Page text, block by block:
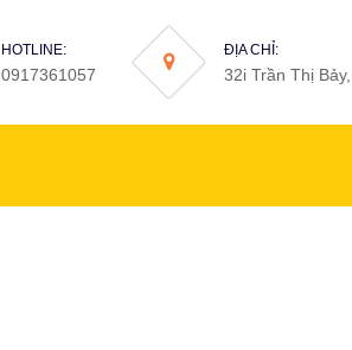
HOTLINE:
0917361057
ĐỊA CHỈ:
32i Trần Thị